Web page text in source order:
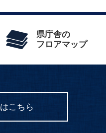
県庁舎の
フロアマップ
こちら